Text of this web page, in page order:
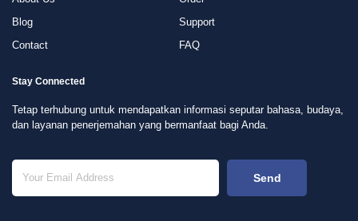
Blog
Contact
Support
FAQ
Stay Connected
Tetap terhubung untuk mendapatkan informasi seputar bahasa, budaya,
dan layanan penerjemahan yang bermanfaat bagi Anda.
Send